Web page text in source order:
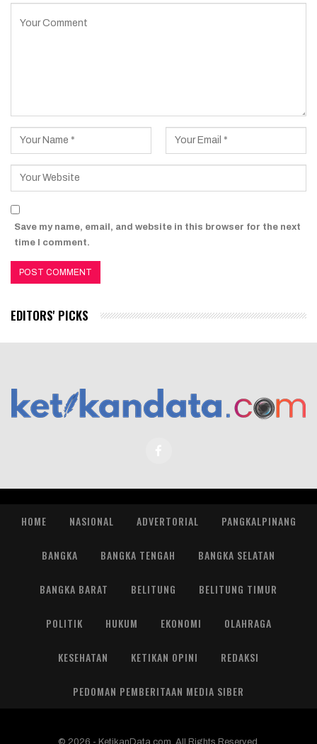
Save my name, email, and website in this browser for the next
time I comment.
EDITORS' PICKS
HOME NASIONAL ADVERTORIAL PANGKALPINANG
BANGKA BANGKA TENGAH BANGKA SELATAN
BANGKA BARAT BELITUNG BELITUNG TIMUR
POLITIK HUKUM EKONOMI OLAHRAGA
KESEHATAN KETIKAN OPINI REDAKSI
PEDOMAN PEMBERITAAN MEDIA SIBER
© 2026 - KetikanData.com. All Rights Reserved.